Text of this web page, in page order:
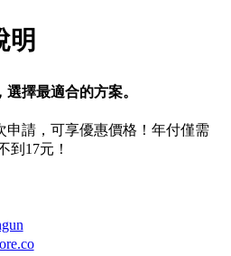
明
擇最適合的方案。
申請，可享優惠價格！年付僅需
到17元！